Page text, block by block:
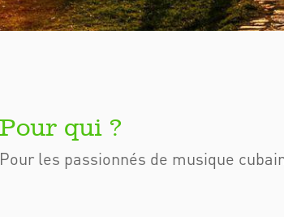
Pour les passionnés de musique